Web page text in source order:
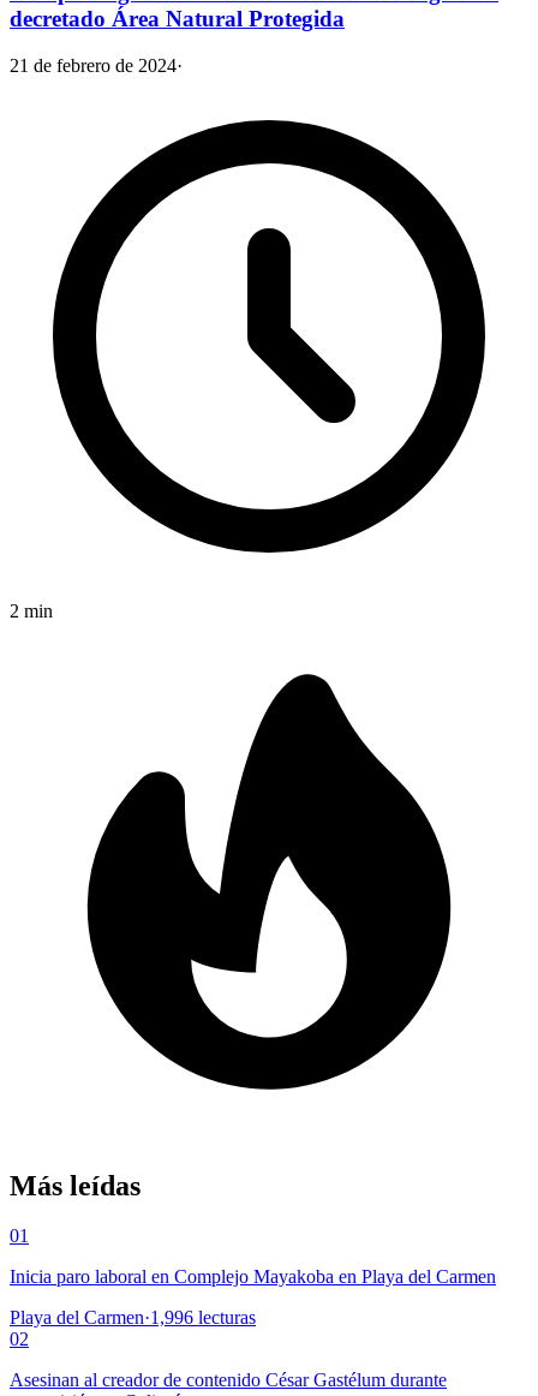
decretado Área Natural Protegida
21 de febrero de 2024·
2 min
Más leídas
01
Inicia paro laboral en Complejo Mayakoba en Playa del Carmen
Playa del Carmen·1,996 lecturas
02
Asesinan al creador de contenido César Gastélum durante